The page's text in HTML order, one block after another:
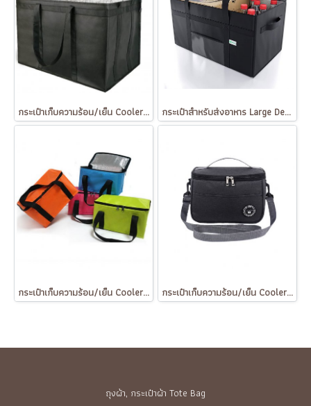
กระเป๋าเก็บความร้อน/เย็น Cooler Bag ขนาดใหญ่ กระเป๋าสำหรับส่งอาหาร Large Delivery Bag
กระเป๋าเก็บความร้อน/เย็น Cooler Bag กระเป๋าเก็บความร้อน/เย็น Cooler Bag
ถุงผ้า, กระเป๋าผ้า Tote Bag